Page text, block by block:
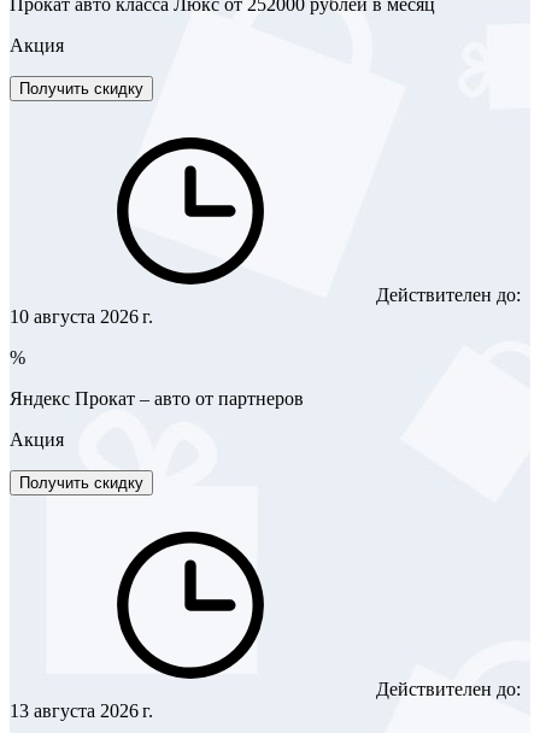
Прокат авто класса Люкс от 252000 рублей в месяц
Акция
Получить скидку
Действителен до:
10 августа 2026 г.
%
Яндекс Прокат – авто от партнеров
Акция
Получить скидку
Действителен до:
13 августа 2026 г.